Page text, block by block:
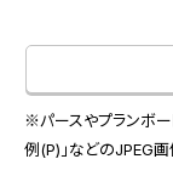
サンプル・カタログ請
スペースソリューショ
オフィスソリューショ
会社情報
※パースやプランボー
例(P)」などのJPEG画